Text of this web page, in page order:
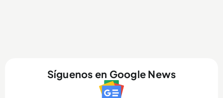
Síguenos en Google News